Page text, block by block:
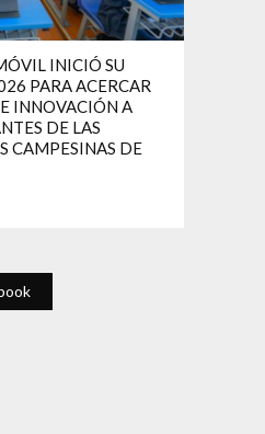
INICIÓ SU
PARA ACERCAR
INNOVACIÓN A
DE LAS
CAMPESINAS DE